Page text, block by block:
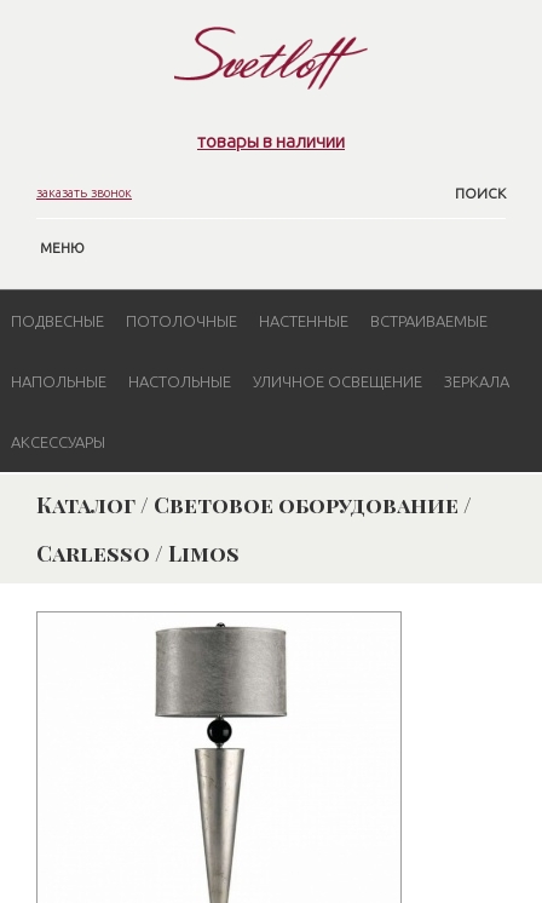
товары в наличии
заказать звонок ПОИСК
МЕНЮ
ПОДВЕСНЫЕ ПОТОЛОЧНЫЕ НАСТЕННЫЕ ВСТРАИВАЕМЫЕ
НАПОЛЬНЫЕ НАСТОЛЬНЫЕ УЛИЧНОЕ ОСВЕЩЕНИЕ ЗЕРКАЛА
АКСЕССУАРЫ
Каталог / Световое оборудование /
Carlesso / Limos